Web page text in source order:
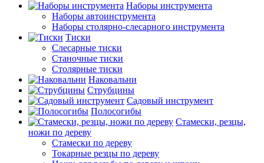
Наборы инструмента
Наборы автоинструмента
Наборы столярно-слесарного инструмента
Тиски
Слесарные тиски
Станочные тиски
Столярные тиски
Наковальни
Струбцины
Садовый инструмент
Полосогибы
Стамески, резцы,
ножи по дереву
Стамески по дереву
Токарные резцы по дереву